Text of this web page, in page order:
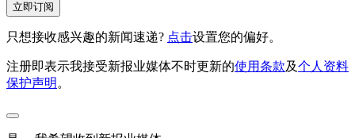
立即订阅
只想接收感兴趣的新闻速递? 点击设置您的偏好。
注册即表示我接受新报业媒体不时更新的使用条款及个人资料
保护声明 。